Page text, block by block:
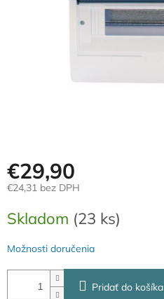
€29,90
€24,31 bez DPH
cena:
Skladom (23 ks)
Možnosti doručenia
Pridať do košíka